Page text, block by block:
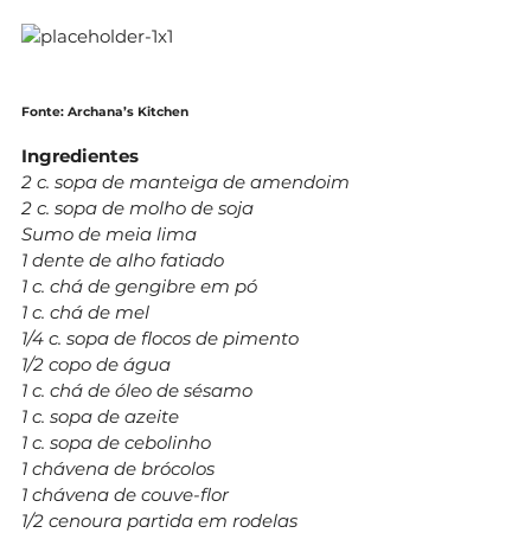
Fonte: Archana’s Kitchen
Ingredientes
2 c. sopa de manteiga de amendoim
2 c. sopa de molho de soja
Sumo de meia lima
1 dente de alho fatiado
1 c. chá de gengibre em pó
1 c. chá de mel
1/4 c. sopa de flocos de pimento
1/2 copo de água
1 c. chá de óleo de sésamo
1 c. sopa de azeite
1 c. sopa de cebolinho
1 chávena de brócolos
1 chávena de couve-flor
1/2 cenoura partida em rodelas